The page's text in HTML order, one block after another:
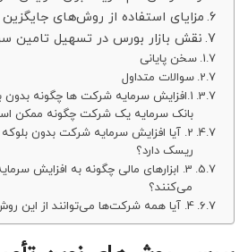
مزایای استفاده از روش‌های
نقش بازار بورس در تسهیل تامین
سخن پایانی
سوالات متداول
1.افزایش سرمایه شرکت ها چگونه بدون
بانک سرمایه یک شرکت چگونه ممکن
2. آیا افزایش سرمایه شرکت بدون
ریسک دارد؟
3. ابزارهای مالی چگونه به افزایش
می‌کنند؟
4. آیا همه شرکت‌ها می‌توانند از این روش‌ها استفاده کنند؟